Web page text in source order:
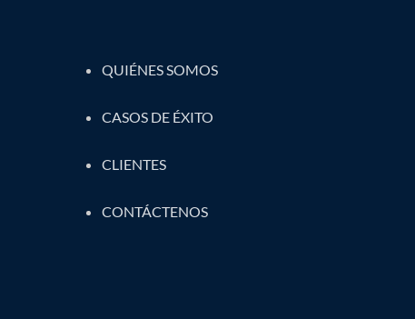
QUIÉNES SOMOS
CASOS DE ÉXITO
CLIENTES
CONTÁCTENOS